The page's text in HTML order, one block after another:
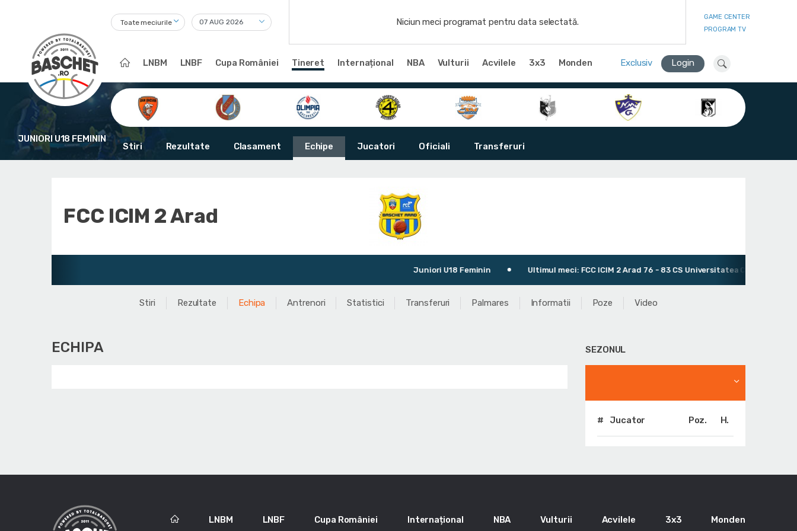
Toate meciurile Niciun meci programat pentru data selectată.
GAME CENTER
PROGRAM TV
LNBM LNBF Cupa României Tineret Internațional NBA Vulturii Acvilele 3x3 Monden Exclusiv Login
JUNIORI U18 FEMININ
Stiri Rezultate Clasament Echipe Jucatori Oficiali Transferuri
FCC ICIM 2 Arad
Juniori U18 Feminin Ultimul meci: FCC ICIM 2 Arad 76 - 83 CS Universitatea Cluj 2
Stiri Rezultate Echipa Antrenori Statistici Transferuri Palmares Informatii Poze Video
ECHIPA SEZONUL
# Jucator Poz. H.
LNBM LNBF Cupa României Internațional NBA Vulturii Acvilele 3x3 Monden